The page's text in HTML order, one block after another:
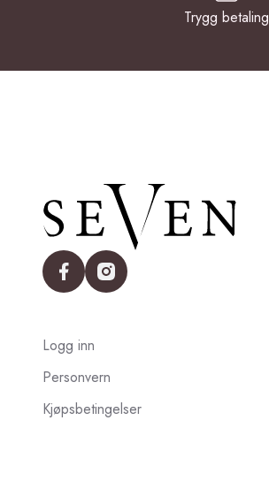
Trygg betaling
facebookinstagram
Logg inn
Personvern
Kjøpsbetingelser